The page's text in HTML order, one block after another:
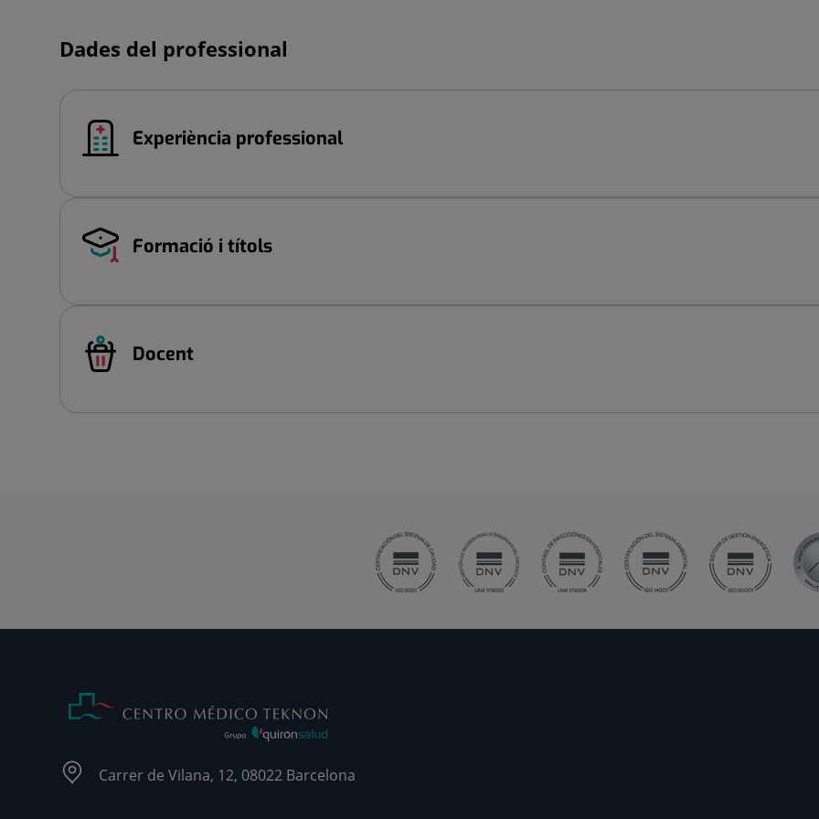
Dades del professional
Experiència professional
Formació i títols
Docent
Carrer de Vilana, 12, 08022 Barcelona